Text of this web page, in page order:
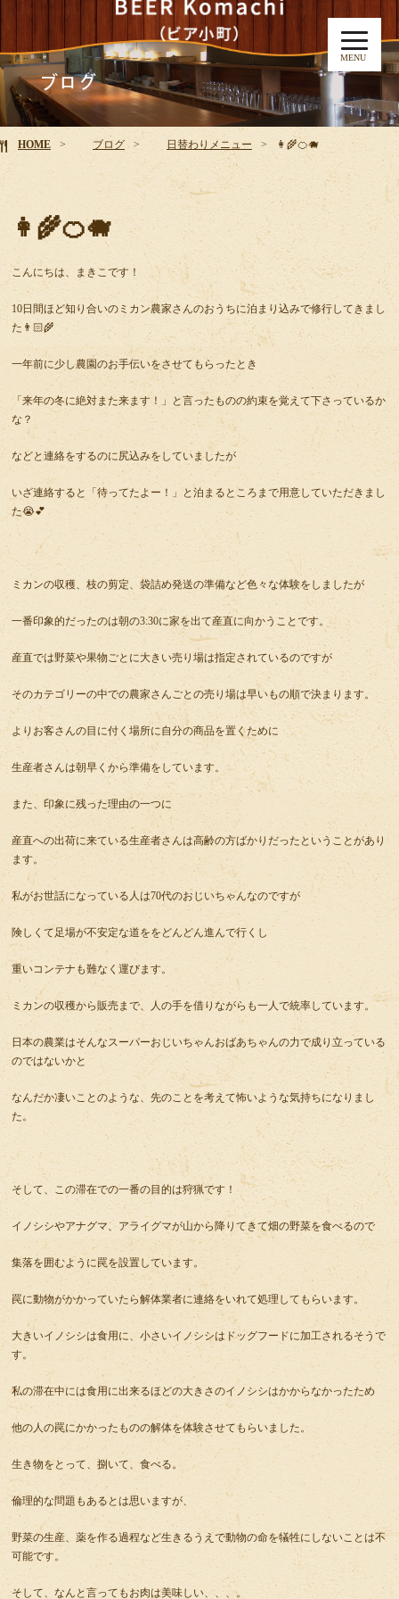
MENU
ブログ
HOME ブログ 日替わりメニュー 👩‍🌾🍊🐗
👩‍🌾🍊🐗
こんにちは、まきこです！
10日間ほど知り合いのミカン農家さんのおうちに泊まり込みで修行してきまし
た👨🏻‍🌾
一年前に少し農園のお手伝いをさせてもらったとき
「来年の冬に絶対また来ます！」と言ったものの約束を覚えて下さっているか
な？
などと連絡をするのに尻込みをしていましたが
いざ連絡すると「待ってたよー！」と泊まるところまで用意していただきまし
た😭💕
ミカンの収穫、枝の剪定、袋詰め発送の準備など色々な体験をしましたが
一番印象的だったのは朝の3:30に家を出て産直に向かうことです。
産直では野菜や果物ごとに大きい売り場は指定されているのですが
そのカテゴリーの中での農家さんごとの売り場は早いもの順で決まります。
よりお客さんの目に付く場所に自分の商品を置くために
生産者さんは朝早くから準備をしています。
また、印象に残った理由の一つに
産直への出荷に来ている生産者さんは高齢の方ばかりだったということがあり
ます。
私がお世話になっている人は70代のおじいちゃんなのですが
険しくて足場が不安定な道ををどんどん進んで行くし
重いコンテナも難なく運びます。
ミカンの収穫から販売まで、人の手を借りながらも一人で統率しています。
日本の農業はそんなスーパーおじいちゃんおばあちゃんの力で成り立っている
のではないかと
なんだか凄いことのような、先のことを考えて怖いような気持ちになりまし
た。
そして、この滞在での一番の目的は狩猟です！
イノシシやアナグマ、アライグマが山から降りてきて畑の野菜を食べるので
集落を囲むように罠を設置しています。
罠に動物がかかっていたら解体業者に連絡をいれて処理してもらいます。
大きいイノシシは食用に、小さいイノシシはドッグフードに加工されるそうで
す。
私の滞在中には食用に出来るほどの大きさのイノシシはかからなかったため
他の人の罠にかかったものの解体を体験させてもらいました。
生き物をとって、捌いて、食べる。
倫理的な問題もあるとは思いますが、
野菜の生産、薬を作る過程など生きるうえで動物の命を犠牲にしないことは不
可能です。
そして、なんと言ってもお肉は美味しい、、、。